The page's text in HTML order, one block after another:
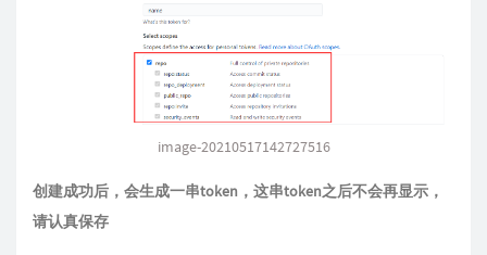
image-20210517142727516
创建成功后，会生成一串token，这串token之后不会再显示，
请认真保存